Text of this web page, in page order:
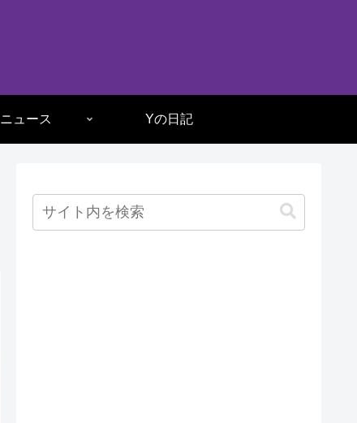
ニュース Yの日記